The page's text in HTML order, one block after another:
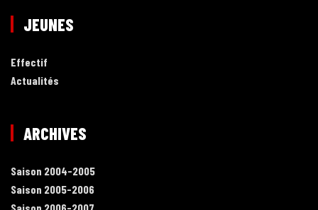
JEUNES
Effectif
Actualités
ARCHIVES
Saison 2004-2005
Saison 2005-2006